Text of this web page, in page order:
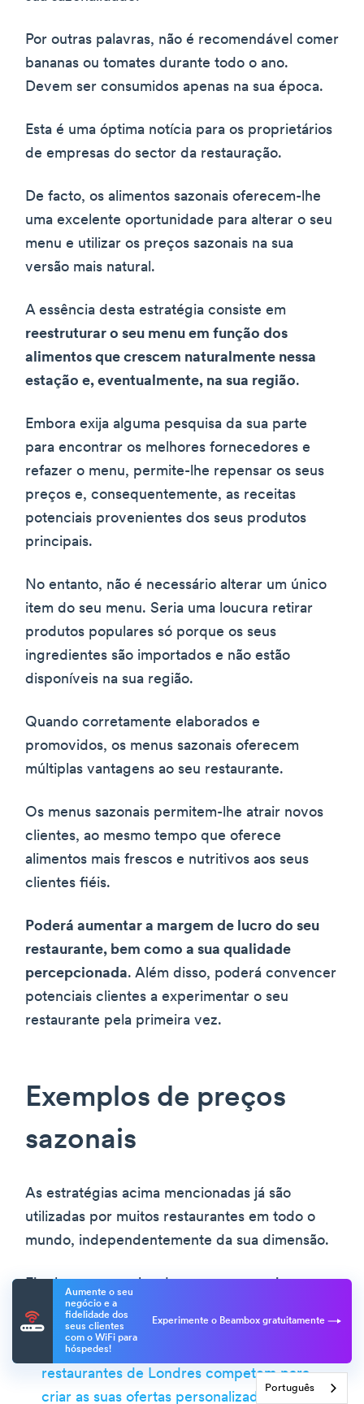
Por outras palavras, não é recomendável comer
bananas ou tomates durante todo o ano.
Devem ser consumidos apenas na sua época.
Esta é uma óptima notícia para os proprietários
de empresas do sector da restauração.
De facto, os alimentos sazonais oferecem-lhe
uma excelente oportunidade para alterar o seu
menu e utilizar os preços sazonais na sua
versão mais natural.
A essência desta estratégia consiste em
reestruturar o seu menu em função dos
alimentos que crescem naturalmente nessa
estação e, eventualmente, na sua região.
Embora exija alguma pesquisa da sua parte
para encontrar os melhores fornecedores e
refazer o menu, permite-lhe repensar os seus
preços e, consequentemente, as receitas
potenciais provenientes dos seus produtos
principais.
No entanto, não é necessário alterar um único
item do seu menu. Seria uma loucura retirar
produtos populares só porque os seus
ingredientes são importados e não estão
disponíveis na sua região.
Quando corretamente elaborados e
promovidos, os menus sazonais oferecem
múltiplas vantagens ao seu restaurante.
Os menus sazonais permitem-lhe atrair novos
clientes, ao mesmo tempo que oferece
alimentos mais frescos e nutritivos aos seus
clientes fiéis.
Poderá aumentar a margem de lucro do seu
restaurante, bem como a sua qualidade
percepcionada. Além disso, poderá convencer
potenciais clientes a experimentar o seu
restaurante pela primeira vez.
Exemplos de preços
sazonais
As estratégias acima mencionadas já são
utilizadas por muitos restaurantes em todo o
mundo, independentemente da sua dimensão.
Eis alguns exemplos de preços sazonais,
baseados nas estratégias acima mencionadas
Durante a popular Maratona de Londres,
restaurantes de Londres competem para
criar as suas ofertas personalizadas
Aumente o seu
negócio e a
fidelidade dos
seus clientes
com o WiFi para
hóspedes!
Experimente o Beambox gratuitamente
Português